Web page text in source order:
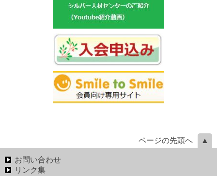
ページの先頭へ
お問い合わせ
リンク集